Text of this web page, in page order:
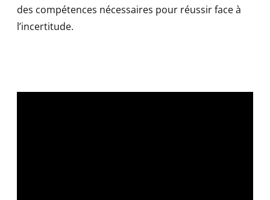
des compétences nécessaires pour réussir face à
l’incertitude.